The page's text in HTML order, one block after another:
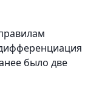
было две